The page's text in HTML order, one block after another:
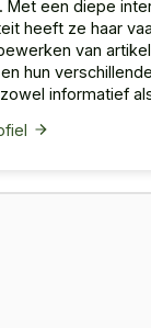
Met een diepe
heeft ze haar
van
hun
informatief